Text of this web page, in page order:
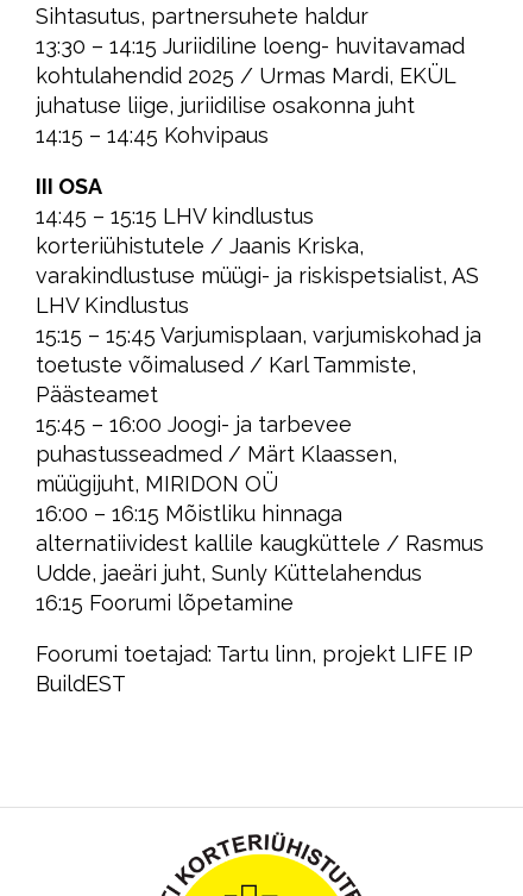
Sihtasutus, partnersuhete haldur
13:30 – 14:15 Juriidiline loeng- huvitavamad
kohtulahendid 2025 / Urmas Mardi, EKÜL
juhatuse liige, juriidilise osakonna juht
14:15 – 14:45 Kohvipaus
III OSA
14:45 – 15:15 LHV kindlustus
korteriühistutele / Jaanis Kriska,
varakindlustuse müügi- ja riskispetsialist, AS
LHV Kindlustus
15:15 – 15:45 Varjumisplaan, varjumiskohad ja
toetuste võimalused / Karl Tammiste,
Päästeamet
15:45 – 16:00 Joogi- ja tarbevee
puhastusseadmed / Märt Klaassen,
müügijuht, MIRIDON OÜ
16:00 – 16:15 Mõistliku hinnaga
alternatiividest kallile kaugküttele / Rasmus
Udde, jaeäri juht, Sunly Küttelahendus
16:15 Foorumi lõpetamine
Foorumi toetajad: Tartu linn, projekt LIFE IP
BuildEST